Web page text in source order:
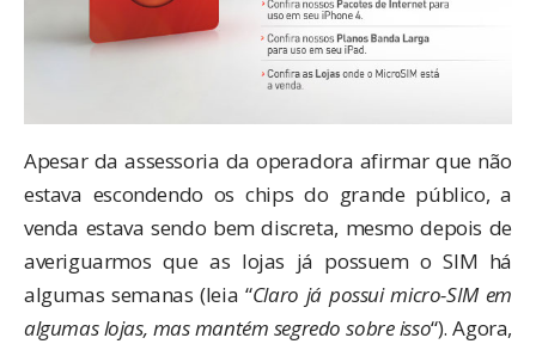
Apesar da assessoria da operadora afirmar que não
estava escondendo os chips do grande público, a
venda estava sendo bem discreta, mesmo depois de
averiguarmos que as lojas já possuem o SIM há
algumas semanas (leia “Claro já possui micro-SIM em
algumas lojas, mas mantém segredo sobre isso“). Agora,